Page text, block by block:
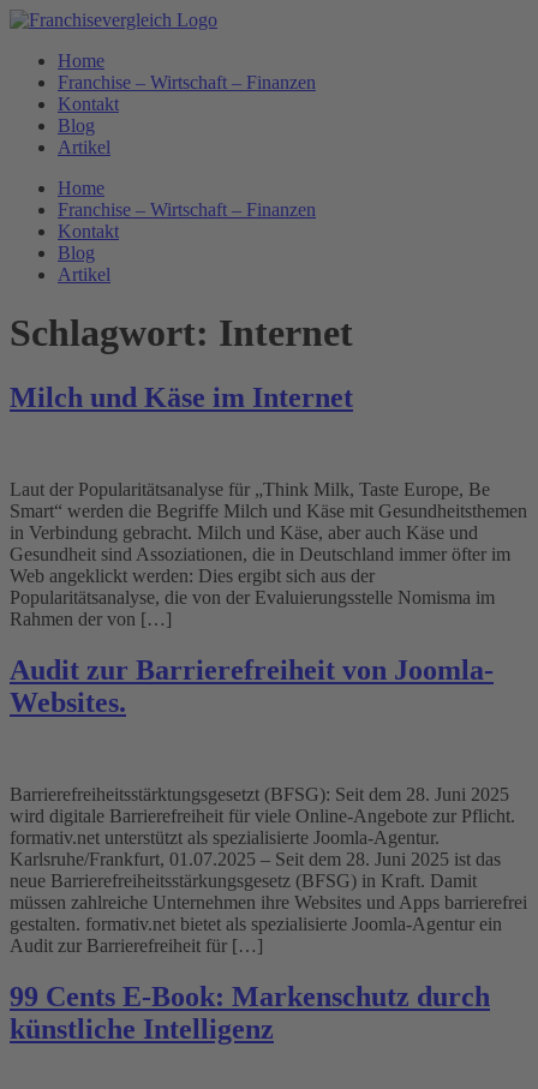
Zum
springenHome
Franchise – Wirtschaft – Finanzen
Kontakt
Blog
Artikel
Home
Franchise – Wirtschaft – Finanzen
Kontakt
Blog
Artikel
Schlagwort: Internet
Milch und Käse im Internet
Laut der Popularitätsanalyse für „Think Milk, Taste Europe, Be
Smart“ werden die Begriffe Milch und Käse mit Gesundheitsthemen
in Verbindung gebracht. Milch und Käse, aber auch Käse und
Gesundheit sind Assoziationen, die in Deutschland immer öfter im
Web angeklickt werden: Dies ergibt sich aus der
Popularitätsanalyse, die von der Evaluierungsstelle Nomisma im
Rahmen der von […]
Audit zur Barrierefreiheit von Joomla-
Websites.
Barrierefreiheitsstärktungsgesetzt (BFSG): Seit dem 28. Juni 2025
wird digitale Barrierefreiheit für viele Online-Angebote zur Pflicht.
formativ.net unterstützt als spezialisierte Joomla-Agentur.
Karlsruhe/Frankfurt, 01.07.2025 – Seit dem 28. Juni 2025 ist das
neue Barrierefreiheitsstärkungsgesetz (BFSG) in Kraft. Damit
müssen zahlreiche Unternehmen ihre Websites und Apps barrierefrei
gestalten. formativ.net bietet als spezialisierte Joomla-Agentur ein
Audit zur Barrierefreiheit für […]
99 Cents E-Book: Markenschutz durch
künstliche Intelligenz